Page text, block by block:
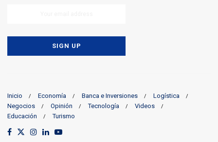
Inicio Economía Banca e Inversiones
Logística
Negocios
Opinión Tecnología
Videos
Educación
Turismo